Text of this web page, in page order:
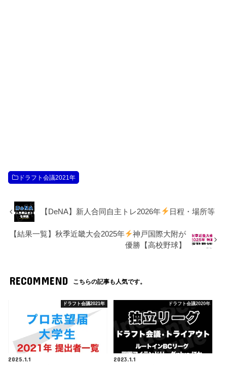
ドラフト会議2021年
【DeNA】新人合同自主トレ2026年 日程・場所等
【結果一覧】秋季近畿大会2025年
神戸国際大附が
優勝【高校野球】
RECOMMEND こちらの記事も人気です。
ドラフト会議2021年
2025.1.1
ドラフト会議2020年
2023.1.1